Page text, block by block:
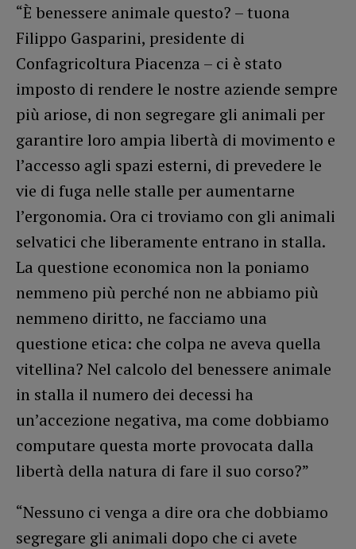
“È benessere animale questo? – tuona
Filippo Gasparini, presidente di
Confagricoltura Piacenza – ci è stato
imposto di rendere le nostre aziende sempre
più ariose, di non segregare gli animali per
garantire loro ampia libertà di movimento e
l’accesso agli spazi esterni, di prevedere le
vie di fuga nelle stalle per aumentarne
l’ergonomia. Ora ci troviamo con gli animali
selvatici che liberamente entrano in stalla.
La questione economica non la poniamo
nemmeno più perché non ne abbiamo più
nemmeno diritto, ne facciamo una
questione etica: che colpa ne aveva quella
vitellina? Nel calcolo del benessere animale
in stalla il numero dei decessi ha
un’accezione negativa, ma come dobbiamo
computare questa morte provocata dalla
libertà della natura di fare il suo corso?”
“Nessuno ci venga a dire ora che dobbiamo
segregare gli animali dopo che ci avete